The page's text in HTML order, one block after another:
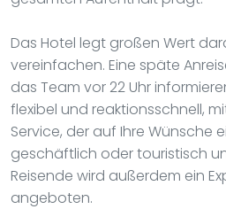
Das Hotel legt großen Wert
vereinfachen. Eine späte
das Team vor 22 Uhr
flexibel und reaktionsschnell,
Service, der auf Ihre Wünsche
geschäftlich oder touristisch
Reisende wird außerdem ein
angeboten.